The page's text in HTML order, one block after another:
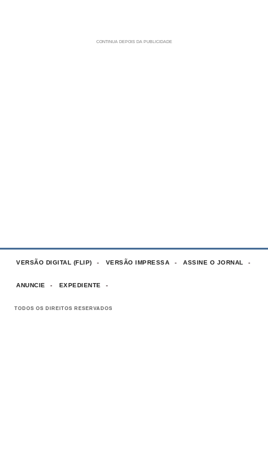
VERSÃO DIGITAL (FLIP) VERSÃO IMPRESSA ASSINE O JORNAL
ANUNCIE EXPEDIENTE
TODOS OS DIREITOS RESERVADOS